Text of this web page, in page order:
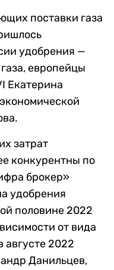
поставки газа
удобрения —
европейцы
Екатерина
затрат
конкурентны по
брокер»
удобрения
половине 2022
от вида
2022
Данильцев,